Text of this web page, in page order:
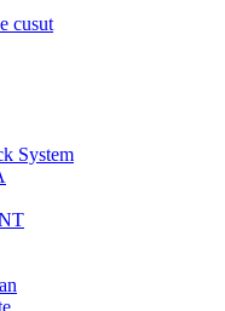
cusut
System